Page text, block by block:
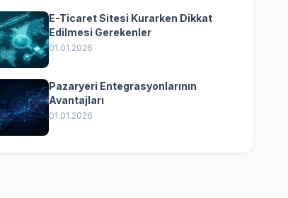
E-Ticaret Sitesi Kurarken Dikkat
Edilmesi Gerekenler
01.01.2026
Pazaryeri Entegrasyonlarının
Avantajları
01.01.2026